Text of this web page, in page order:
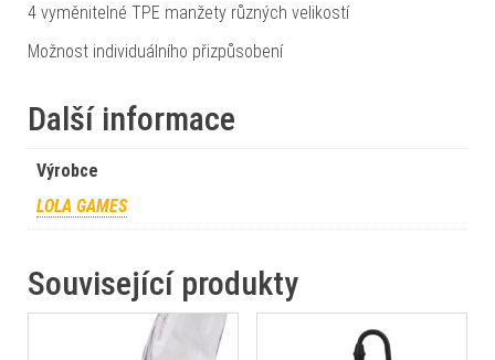
4 vyměnitelné TPE manžety různých velikostí
Možnost individuálního přizpůsobení
Další informace
Výrobce
LOLA GAMES
Související produkty